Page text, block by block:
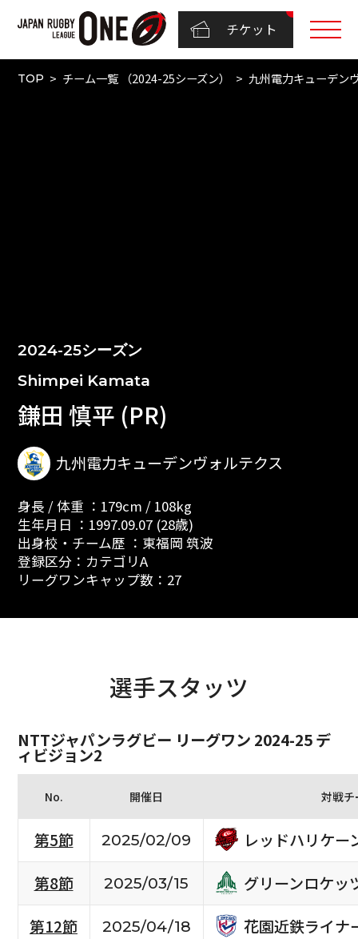
チケット
TOP チーム一覧 （2024-25シーズン） 九州電力キューデン
2024-25シーズン
Shimpei Kamata
鎌田 慎平 (PR)
九州電力キューデンヴォルテクス
身長 / 体重 ：179cm / 108kg
生年月日 ：1997.09.07 (28歳)
出身校・チーム歴 ：東福岡 筑波
登録区分：カテゴリA
リーグワンキャップ数：27
選手スタッツ
NTTジャパンラグビー リーグワン 2024-25 デ
ィビジョン2
No. 開催日 対戦チ
第5節 2025/02/09
レッドハリケー
第8節
2025/03/15
グリーンロケッ
第12節
2025/04/18 花園近鉄ライナ